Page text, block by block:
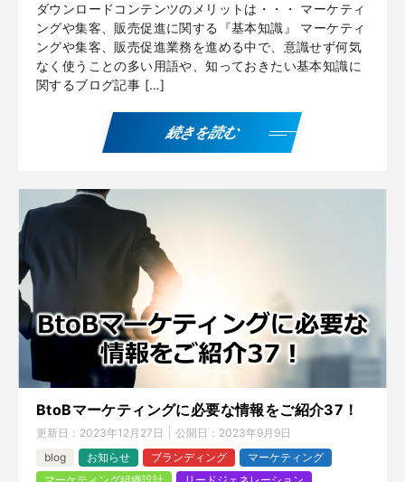
ダウンロードコンテンツのメリットは・・・ マーケティ
ングや集客、販売促進に関する『基本知識』 マーケティ
ングや集客、販売促進業務を進める中で、意識せず何気
なく使うことの多い用語や、知っておきたい基本知識に
関するブログ記事 […]
続きを読む
BtoBマーケティングに必要な情報をご紹介37！
更新日： 2023年12月27日 公開日： 2023年9月9日
blog
お知らせ ブランディング
マーケティング